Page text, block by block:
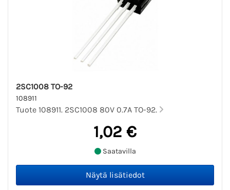
2SC1008 TO-92
108911
Tuote 108911. 2SC1008 80V 0.7A TO-92.
1,02 €
Saatavilla